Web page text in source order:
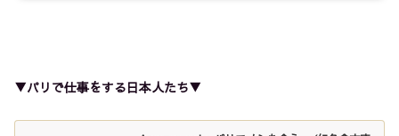
▼パリで仕事をする日本人たち▼